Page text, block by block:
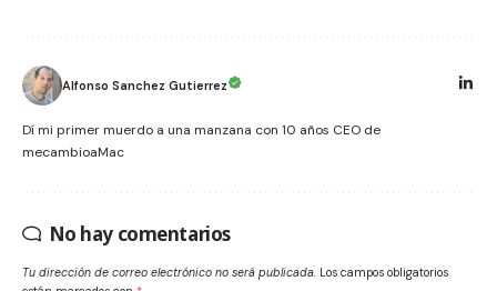
Alfonso Sanchez Gutierrez
Dí mi primer muerdo a una manzana con 10 años CEO de
mecambioaMac
No hay comentarios
Tu dirección de correo electrónico no será publicada. Los campos obligatorios